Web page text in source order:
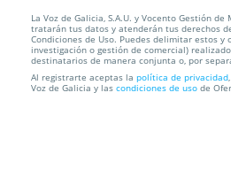
Entrada Laureano Márquez.
septiembre ¡Of...
Palexco - Sala Arao A Coruña
La Voz de Galicia, S.A.U. y Vocento Gestión de
tratarán tus datos y atenderán tus derechos
Condiciones de Uso. Puedes delimitar estos y
investigación o gestión de comercial)
destinatarios de manera conjunta o, por
Al registrarte aceptas la política de privacidad
Voz de Galicia y las condiciones de uso de